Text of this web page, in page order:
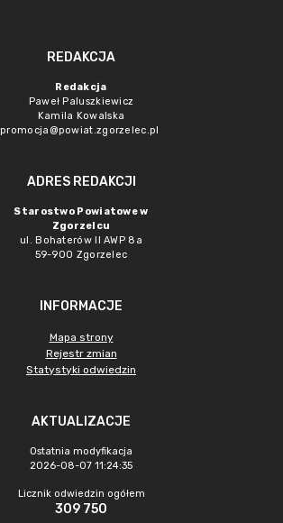
REDAKCJA
Redakcja
Paweł Paluszkiewicz
Kamila Kowalska
promocja@powiat.zgorzelec.pl
ADRES REDAKCJI
Starostwo Powiatowe w
Zgorzelcu
ul. Bohaterów II AWP 8a
59-900 Zgorzelec
INFORMACJE
Mapa strony
Rejestr zmian
Statystyki odwiedzin
AKTUALIZACJE
Ostatnia modyfikacja
2026-08-07 11:24:35
Licznik odwiedzin ogółem
309 750